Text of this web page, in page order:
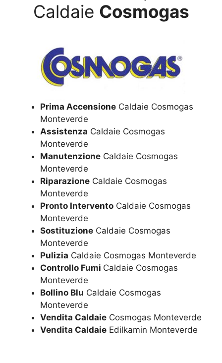
Caldaie Cosmogas
Prima Accensione Caldaie Cosmogas
Monteverde
Assistenza Caldaie Cosmogas
Monteverde
Manutenzione Caldaie Cosmogas
Monteverde
Riparazione Caldaie Cosmogas
Monteverde
Pronto Intervento Caldaie Cosmogas
Monteverde
Sostituzione Caldaie Cosmogas
Monteverde
Pulizia Caldaie Cosmogas Monteverde
Controllo Fumi Caldaie Cosmogas
Monteverde
Bollino Blu Caldaie Cosmogas
Monteverde
Vendita Caldaie Cosmogas Monteverde
Vendita Caldaie Edilkamin Monteverde